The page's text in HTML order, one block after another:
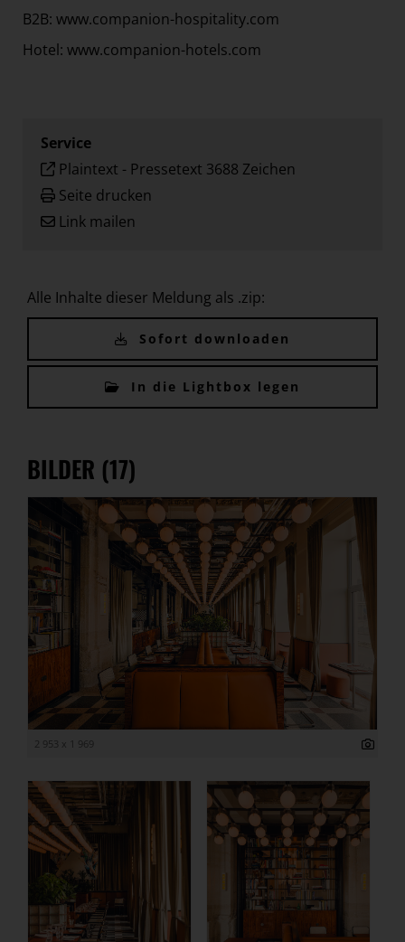
B2B: www.companion-hospitality.com
Hotel: www.companion-hotels.com
Service
Plaintext - Pressetext 3688 Zeichen
Seite drucken
Link mailen
Alle Inhalte dieser Meldung als .zip:
Sofort downloaden
In die Lightbox legen
BILDER (17)
2 953 x 1 969